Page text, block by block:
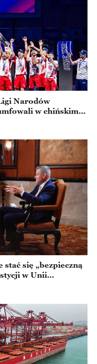
Narodów
w chińskim
stać się „bezpieczną
w Unii